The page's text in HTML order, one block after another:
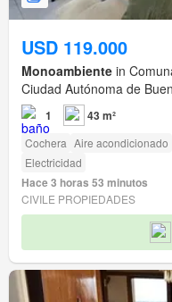
USD 119.000
Monoambiente in
Ciudad Autónoma de
1 43 m²
Cochera Aire acondicionado
Electricidad
Hace 3 horas 53 minutos
CIVILE PROPIEDADES